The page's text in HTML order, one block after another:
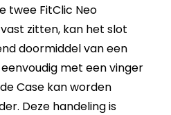
twee FitClic Neo
zitten, kan het slot
doormiddel van een
met een vinger
Case kan worden
Deze handeling is